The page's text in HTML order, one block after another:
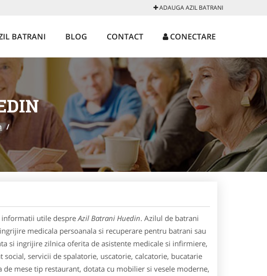
ADAUGA AZIL BATRANI
BATRANI BLOG CONTACT CONECTARE
/
informatii utile despreAzil Batrani Huedin. Azilul de batrani
medicala persoanala si recuperare pentru batrani sau
si ingrijire zilnica oferita de asistente medicale si infirmiere,
servicii de spalatorie, uscatorie, calcatorie, bucatarie
mese tip restaurant, dotata cu mobilier si vesele moderne,